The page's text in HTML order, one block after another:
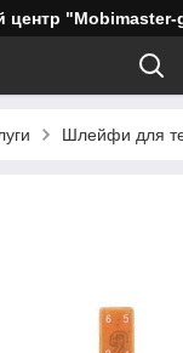
центр "Mobimaster-
Шлейфи для